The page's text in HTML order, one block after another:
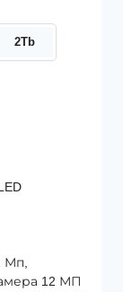
2Tb
Мп,
12 МП